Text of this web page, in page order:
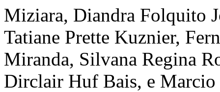
Miziara, Diandra Folquito
Tatiane Prette Kuznier,
Miranda, Silvana Regina
Dirclair Huf Bais, e